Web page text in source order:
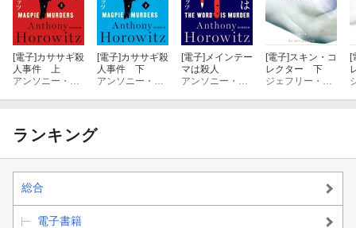
[電子]カササギ殺
人事件 上
アンソニー・ホロヴィッツ
[電子]カササギ殺
人事件 下
アンソニー・ホロヴィッツ
[電子] メインテー
マは殺人
アンソニー・ホロヴィッツ
[電子]スキン・コ
レクター 下
ジェフリー・ディーヴァー
[
ランキング
総合
電子書籍